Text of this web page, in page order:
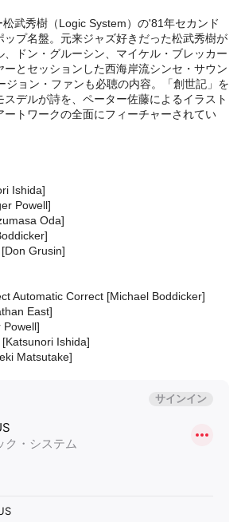
武秀樹（Logic System）の'81年セカンド
ップ名盤。元来ジャズ好きだった松武秀樹が
、ドン・グルーシン、マイケル・ブレッカー
ーとセッションした西海岸流シンセ・サウン
ジョン・ファンも必聴の内容。「創世記」を
スデルが詩を、ペーター佐藤によるイラスト
ートワークの全面にフィーチャーされてい
Ishida]
Powell]
Oda]
Grusin]
Automatic Correct [Michael Boddicker]
East]
Powell]
Ishida]
Matsutake]